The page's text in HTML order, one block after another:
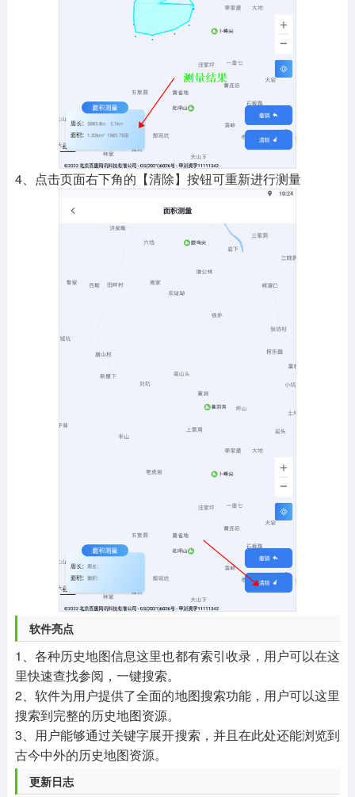
4、点击页面右下角的【清除】按钮可重新进行测量
软件亮点
1、各种历史地图信息这里也都有索引收录，用户可以在这
里快速查找参阅，一键搜索。
2、软件为用户提供了全面的地图搜索功能，用户可以这里
搜索到完整的历史地图资源。
3、用户能够通过关键字展开搜索，并且在此处还能浏览到
古今中外的历史地图资源。
更新日志